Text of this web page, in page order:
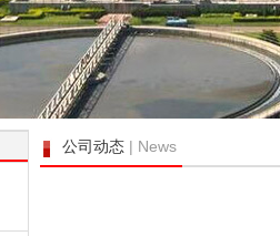
公司动态 | News